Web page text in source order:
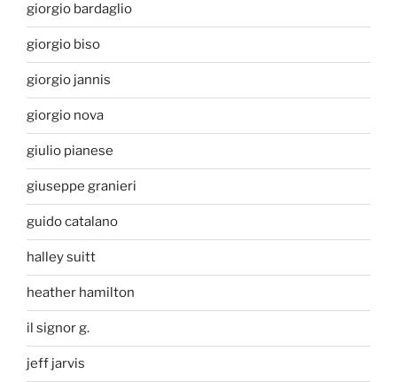
giorgio bardaglio
giorgio biso
giorgio jannis
giorgio nova
giulio pianese
giuseppe granieri
guido catalano
halley suitt
heather hamilton
il signor g.
jeff jarvis